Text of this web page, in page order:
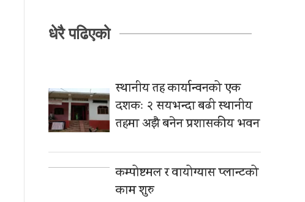
धेरै पढिएको
स्थानीय तह कार्यान्वनको एक
दशकः २ सयभन्दा बढी स्थानीय
तहमा अझै बनेन प्रशासकीय भवन
कम्पोष्टमल र वायोग्यास प्लान्टको
काम शुरु